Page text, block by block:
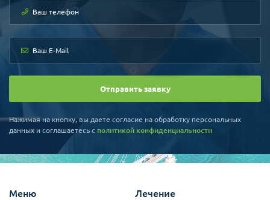
Отправить заявку
Нажимая на кнопку, вы даете согласие на обработку персональных
данных и соглашаетесь c политикой конфиденциальности
Меню Лечение